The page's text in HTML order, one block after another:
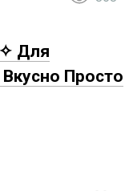
Для
Просто